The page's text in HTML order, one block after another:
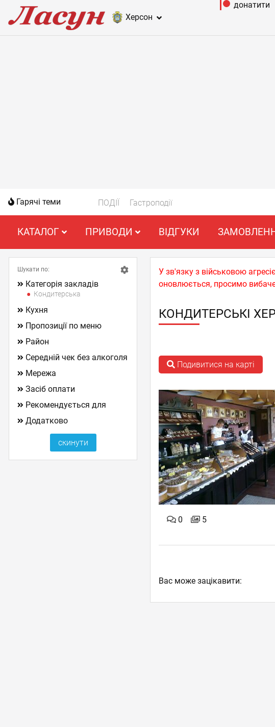
Херсон
донатити
Гарячі теми ПОДІЇ Гастроподії
КАТАЛОГ ПРИВОДИ ВІДГУКИ
У зв'язку з військовою
оновлюється, просимо
КОНДИТЕРСЬКІ
Подивитися на карті
0 5
Шукати по:
Категорія закладів
Кондитерська
Кухня
Пропозиції по меню
Район
Середній чек без алкоголя
Мережа
Засіб оплати
Рекомендується для
Додатково
Вас може зацікавити: